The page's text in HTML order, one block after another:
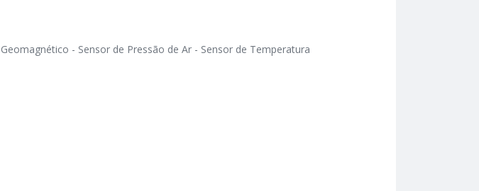
- Sensor de Pressão de Ar - Sensor de Temperatura